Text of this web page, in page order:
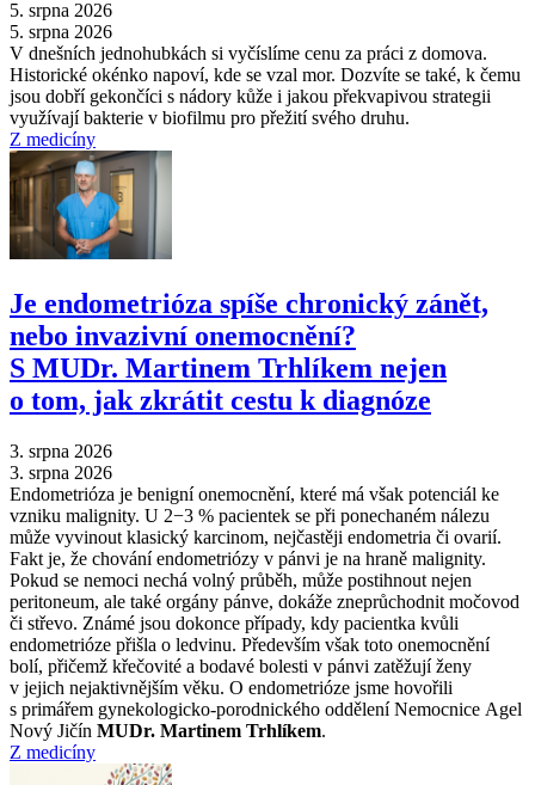
5. srpna 2026
5. srpna 2026
V dnešních jednohubkách si vyčíslíme cenu za práci z domova.
Historické okénko napoví, kde se vzal mor. Dozvíte se také, k čemu
jsou dobří gekončíci s nádory kůže i jakou překvapivou strategii
využívají bakterie v biofilmu pro přežití svého druhu.
Z medicíny
Je endometrióza spíše chronický zánět,
nebo invazivní onemocnění?
S MUDr. Martinem Trhlíkem nejen
o tom, jak zkrátit cestu k diagnóze
3. srpna 2026
3. srpna 2026
Endometrióza je benigní onemocnění, které má však potenciál ke
vzniku malignity. U 2−3 % pacientek se při ponechaném nálezu
může vyvinout klasický karcinom, nejčastěji endometria či ovarií.
Fakt je, že chování endometriózy v pánvi je na hraně malignity.
Pokud se nemoci nechá volný průběh, může postihnout nejen
peritoneum, ale také orgány pánve, dokáže zneprůchodnit močovod
či střevo. Známé jsou dokonce případy, kdy pacientka kvůli
endometrióze přišla o ledvinu. Především však toto onemocnění
bolí, přičemž křečovité a bodavé bolesti v pánvi zatěžují ženy
v jejich nejaktivnějším věku. O endometrióze jsme hovořili
s primářem gynekologicko-porodnického oddělení Nemocnice Agel
Nový Jičín MUDr. Martinem Trhlíkem.
Z medicíny